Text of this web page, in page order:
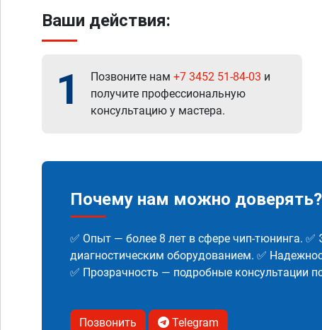
Ваши действия:
1 Позвоните нам +7 3452 51-84-03 и
получите профессиональную
консультацию у мастера.
Почему нам можно доверять?
✅ Опыт — более 8 лет в сфере чип-тюнинга.
диагностическим оборудованием. ✅
✅ Прозрачность — подробные консультации
Позвонить Telegram